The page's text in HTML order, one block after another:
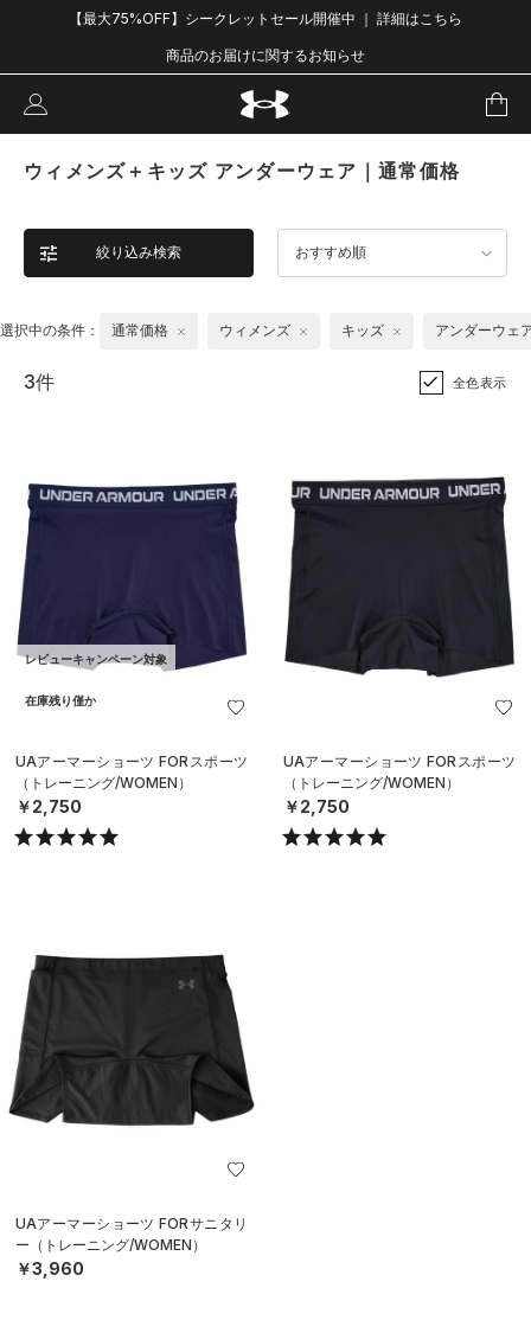
【最大75%OFF】シークレットセール開催中 ｜ 詳細はこちら
商品のお届けに関するお知らせ
ウィメンズ＋キッズ アンダーウェア｜通常価格
絞り込み検索 おすすめ順
選択中の条件： 通常価格 ウィメンズ キッズ アンダーウェ
3件 全色表示
レビューキャンペーン対象
在庫残り僅か
UAアーマーショーツ FORスポーツ
（トレーニング/WOMEN）
￥2,750
UAアーマーショーツ FORスポーツ
（トレーニング/WOMEN）
￥2,750
UAアーマーショーツ FORサニタリ
ー（トレーニング/WOMEN）
￥3,960